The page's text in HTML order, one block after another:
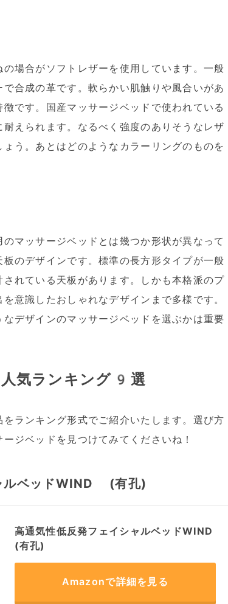
場合がソフトレザーを使用しています。一般
合成の革です。軟らかい肌触りや風合いがあ
です。国産マッサージベッドで使われている
えられます。なるべく強度のありそうなレザ
う。あとはどのようなカラーリングのものを
マッサージベッドとは幾つか形状が異なって
のデザインです。標準の長方形タイプが一般
れている天板があります。しかも本格派のプ
意識したおしゃれなデザインまで多様です。
デザインのマッサージベッドを選ぶかは重要
人気ランキング9選
ランキング形式でご紹介いたします。選び方
ジベッドを見つけてみてくださいね！
ルベッドWIND (有孔)
高通気性低反発フェイシャルベッドWIND
(有孔)
Amazonで詳細を見る